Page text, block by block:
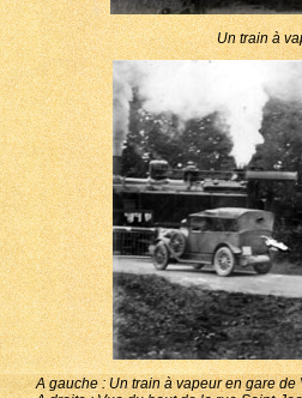
Un train à
A gauche : Un train à vapeur en gare